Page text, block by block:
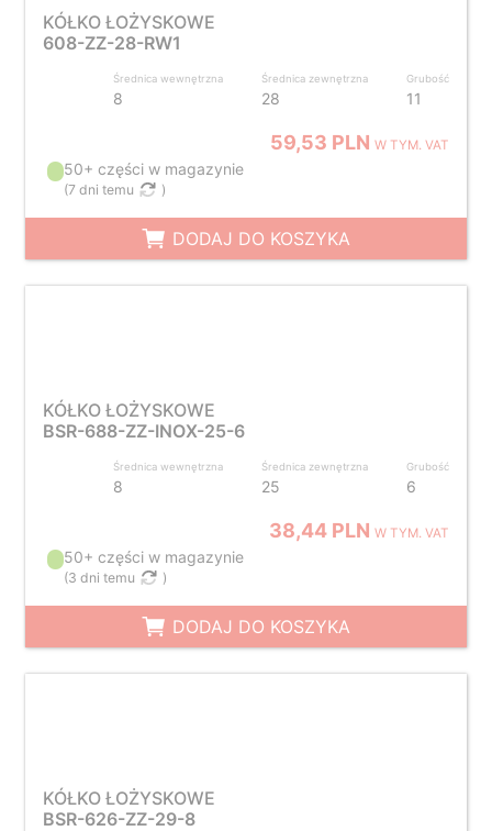
KÓŁKO ŁOŻYSKOWE
608-ZZ-28-RW1
Średnica wewnętrzna
8
Średnica zewnętrzna
28
Grubość
11
59,53 PLNW TYM. VAT
50+ części w magazynie
(7 dni temu )
DODAJ DO KOSZYKA
KÓŁKO ŁOŻYSKOWE
BSR-688-ZZ-INOX-25-6
Średnica wewnętrzna
8
Średnica zewnętrzna
25
Grubość
6
38,44 PLNW TYM. VAT
50+ części w magazynie
(3 dni temu )
DODAJ DO KOSZYKA
KÓŁKO ŁOŻYSKOWE
BSR-626-ZZ-29-8